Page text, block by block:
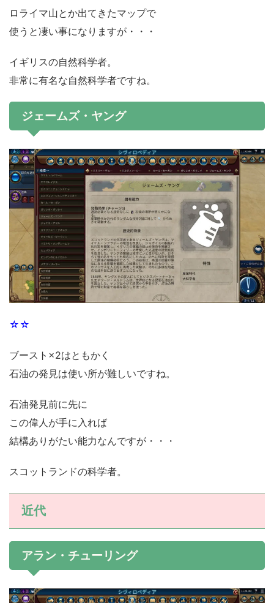
ロライマ山とか出てきたマップで
使うと凄い事になりますが・・・
イギリスの自然科学者。
非常に有名な自然科学者ですね。
ジェームズ・ヤング
☆☆
ブースト×2はともかく
石油の発見は使い所が難しいですね。
石油発見前に先に
この偉人が手に入れば
結構ありがたい能力なんですが・・・
スコットランドの科学者。
近代
アラン・チューリング